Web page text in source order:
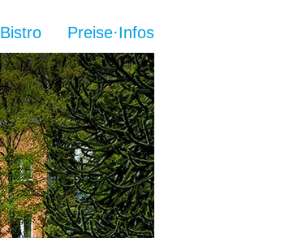
Bistro Preise·Infos